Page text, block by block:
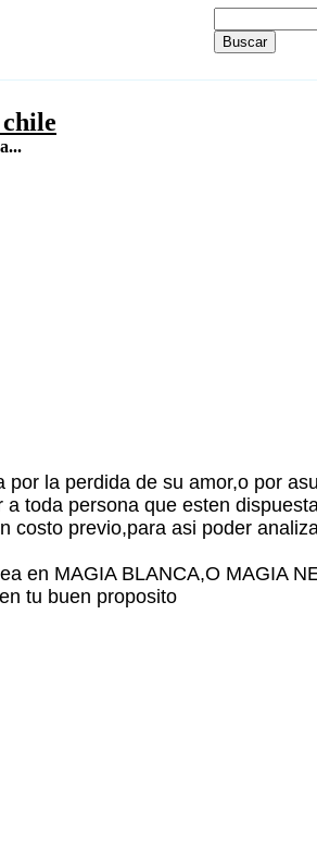
la perdida de su amor,o por
toda persona que esten
costo previo,para asi poder
en MAGIA BLANCA,O MAGIA
tu buen proposito